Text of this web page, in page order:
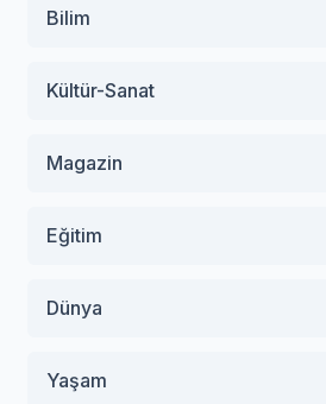
Bilim
Kültür-Sanat
Magazin
Eğitim
Dünya
Yaşam